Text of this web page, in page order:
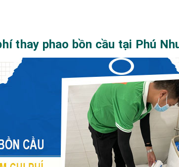
thay phao bồn cầu tại Phú